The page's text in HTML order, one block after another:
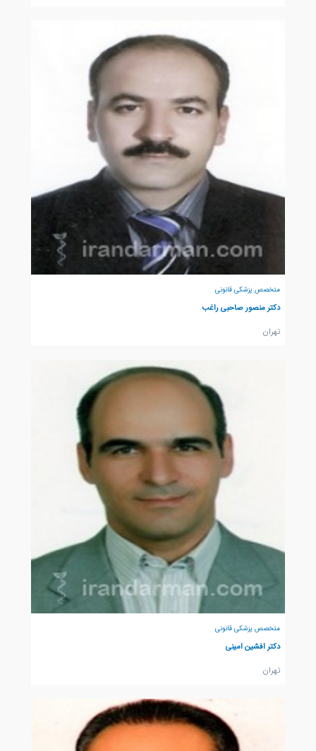
متخصص پزشکی قانونی
دکتر منصور صاحبی راغب
تهران
متخصص پزشکی قانونی
دکتر افشین امینی
تهران